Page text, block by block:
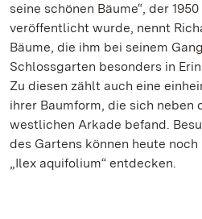
seine schönen Bäume“, der
veröffentlicht wurde, nennt
Bäume, die ihm bei seinem
Schlossgarten besonders in
Zu diesen zählt auch eine
ihrer Baumform, die sich neben
westlichen Arkade befand.
des Gartens können heute
„Ilex aquifolium“ entdecken.